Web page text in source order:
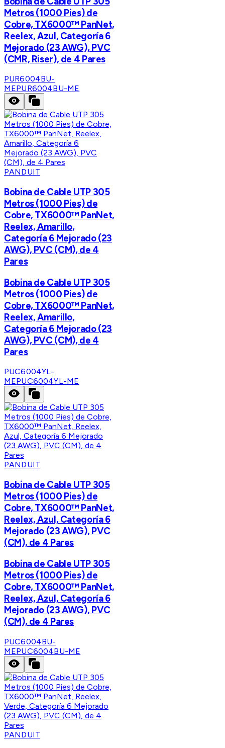
Metros (1000 Pies) de
Cobre, TX6000™ PanNet,
Reelex, Azul, Categoría 6
Mejorado (23 AWG), PVC
(CMR, Riser), de 4 Pares
PUR6004BU-
MEPUR6004BU-ME
PANDUIT
Bobina de Cable UTP 305
Metros (1000 Pies) de
Cobre, TX6000™ PanNet,
Reelex, Amarillo,
Categoría 6 Mejorado (23
AWG), PVC (CM), de 4
Pares
Bobina de Cable UTP 305
Metros (1000 Pies) de
Cobre, TX6000™ PanNet,
Reelex, Amarillo,
Categoría 6 Mejorado (23
AWG), PVC (CM), de 4
Pares
PUC6004YL-
MEPUC6004YL-ME
PANDUIT
Bobina de Cable UTP 305
Metros (1000 Pies) de
Cobre, TX6000™ PanNet,
Reelex, Azul, Categoría 6
Mejorado (23 AWG), PVC
(CM), de 4 Pares
Bobina de Cable UTP 305
Metros (1000 Pies) de
Cobre, TX6000™ PanNet,
Reelex, Azul, Categoría 6
Mejorado (23 AWG), PVC
(CM), de 4 Pares
PUC6004BU-
MEPUC6004BU-ME
PANDUIT